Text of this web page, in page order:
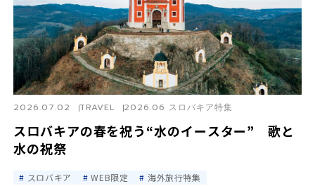
スロバキアの春を祝う“水のイースター” 歌と
水の祝祭
2026.07.02 TRAVEL 2026.06 スロバキア特集
スロバキア WEB限定 海外旅行特集